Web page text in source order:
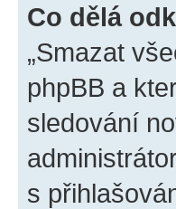
Co dělá
„Smazat
phpBB a
sledování
s